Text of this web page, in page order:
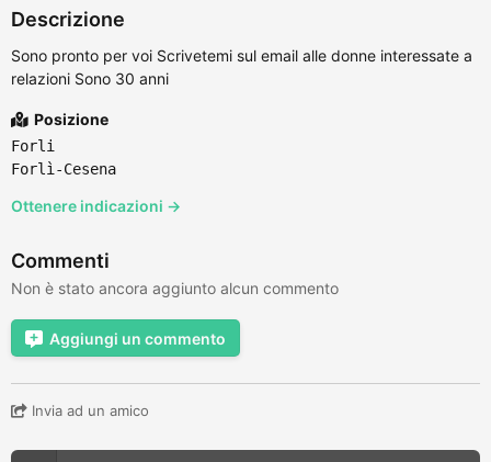
Descrizione
Sono pronto per voi Scrivetemi sul email alle donne interessate a
relazioni Sono 30 anni
Posizione
Forli
Forlì-Cesena
Ottenere indicazioni →
Commenti
Non è stato ancora aggiunto alcun commento
Aggiungi un commento
Invia ad un amico